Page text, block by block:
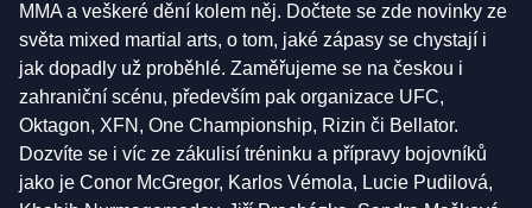
MMA a veškeré dění kolem něj. Dočtete se zde novinky ze
světa mixed martial arts, o tom, jaké zápasy se chystají i
jak dopadly už proběhlé. Zaměřujeme se na českou i
zahraniční scénu, především pak organizace UFC,
Oktagon, XFN, One Championship, Rizin či Bellator.
Dozvíte se i víc ze zákulisí tréninku a přípravy bojovníků
jako je Conor McGregor, Karlos Vémola, Lucie Pudilová,